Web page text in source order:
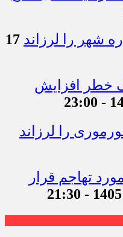
17
خطر افزایش
تهاجم قرار